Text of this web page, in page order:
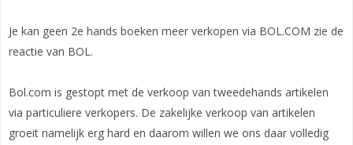
Je kan geen 2e hands boeken meer verkopen via BOL.COM zie de
reactie van BOL.
Bol.com is gestopt met de verkoop van tweedehands artikelen
via particuliere verkopers. De zakelijke verkoop van artikelen
groeit namelijk erg hard en daarom willen we ons daar volledig